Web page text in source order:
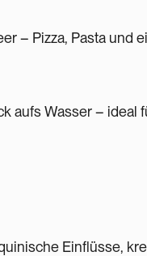
– Pizza, Pasta und
aufs Wasser – ideal
Einflüsse,